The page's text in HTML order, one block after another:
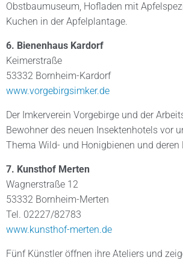
Obstbaumuseum, Hofladen mit
Kuchen in der Apfelplantage.
6. Bienenhaus Kardorf
Keimerstraße
53332 Bornheim-Kardorf
www.vorgebirgsimker.de
Der Imkerverein Vorgebirge und der
Bewohner des neuen Insektenhotels vor
Thema Wild- und Honigbienen und deren
7. Kunsthof Merten
Wagnerstraße 12
53332 Bornheim-Merten
Tel. 02227/82783
www.kunsthof-merten.de
Fünf Künstler öffnen ihre Ateliers und